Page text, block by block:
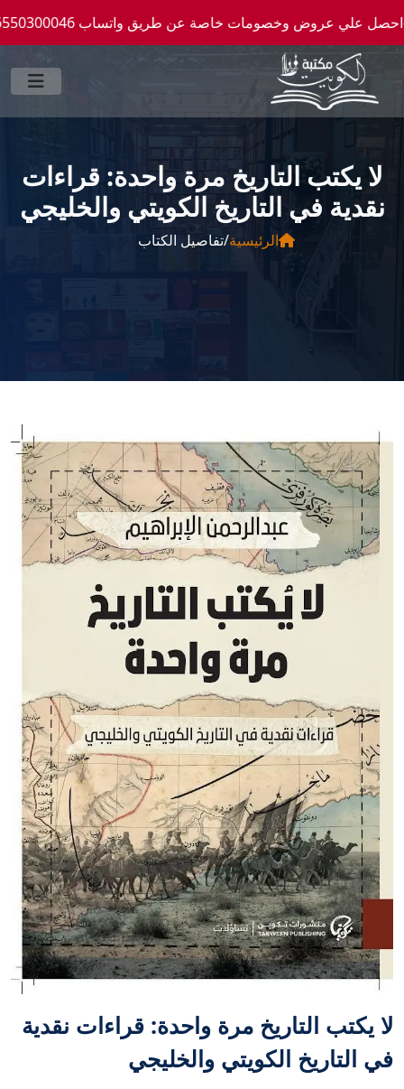
طريق واتساب 0096550300046 -- شحن الي كافة انحاء العالم
لا يكتب التاريخ مرة واحدة: قراءات
نقدية في التاريخ الكويتي والخليجي
الرئيسية/تفاصيل الكتاب
لا يكتب التاريخ مرة واحدة: قراءات نقدية
في التاريخ الكويتي والخليجي